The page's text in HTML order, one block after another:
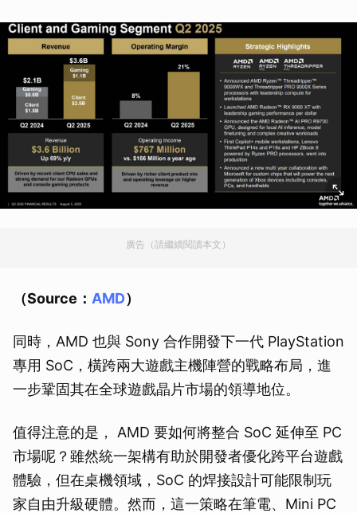
廣告（請繼續閱讀本文）
（Source： AMD）
同時，AMD 也與 Sony 合作開發下一代 PlayStation
專用 SoC，橫跨兩大遊戲主機陣營的戰略布局，進
一步鞏固其在全球遊戲晶片市場的領導地位。
值得注意的是， AMD 要如何將整合 SoC 延伸至 PC
市場呢？雖然統一架構有助於開發者優化跨平台遊戲
體驗，但在桌機領域，SoC 的焊接設計可能限制玩
家自由升級硬體。然而，這一策略在筆電、Mini PC